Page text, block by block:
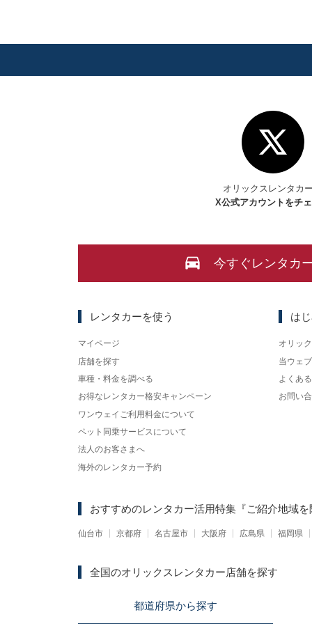
オリックスレンタカ
X公式アカウントをチ
今すぐレンタカ
レンタカーを使う
マイページ
店舗を探す
車種・料金を調べる
お得なレンタカー格安キャンペーン
ワンウェイご利用料金について
ペット同乗サービスについて
法人のお客さまへ
海外のレンタカー予約
は
オリッ
当ウェ
よくあ
お問い
おすすめのレンタカー活用特集 『ご紹介地域
仙台市 京都府 名古屋市 大阪府 広島県 福岡県
全国のオリックスレンタカー店舗を探す
都道府県から探す